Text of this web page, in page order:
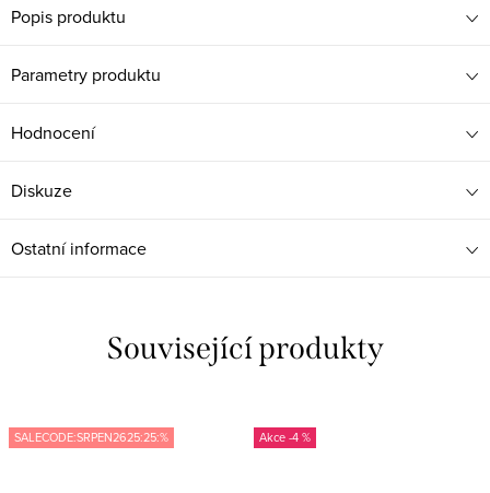
Popis produktu
Parametry produktu
Hodnocení
Diskuze
Ostatní informace
Související produkty
SALECODE:SRPEN2625:25:% -4 %